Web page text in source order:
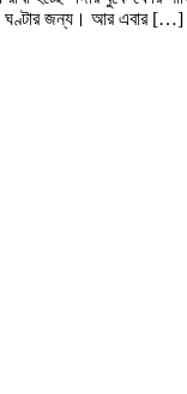
ঘণ্টার জন্য। আর এবার […]